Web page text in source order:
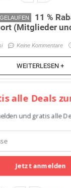
11 %
(Mitglieder
Keine Kommentare
WEITERLESEN +
Bis zu 70
WEITERLESEN +
alle Deals
und gratis alle
Jetzt anmelden